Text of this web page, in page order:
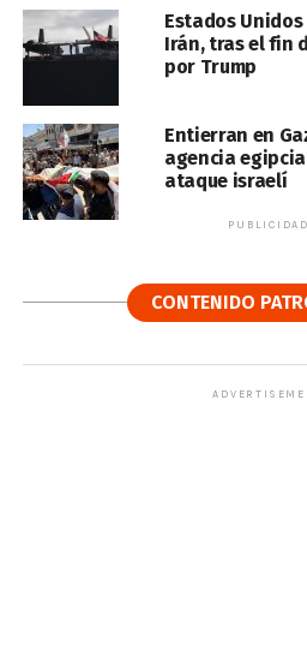
Estados
Irán, tras el fin
por Trump
Entierran en
agencia
ataque israelí
PUBLICIDAD
CONTENIDO